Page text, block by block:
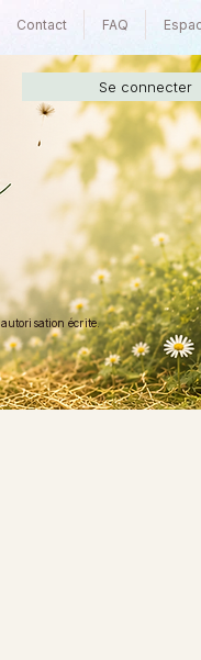
Contact FAQ
Se connecter
écrite.